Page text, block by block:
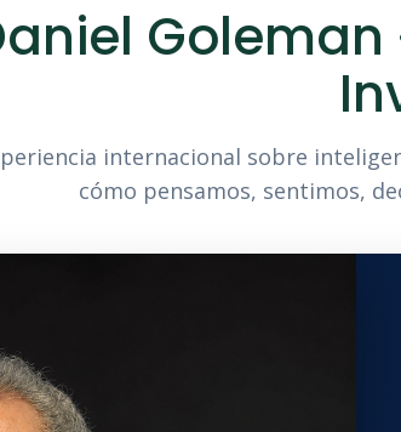
Goleman
internacional sobre
cómo pensamos, sentimos,